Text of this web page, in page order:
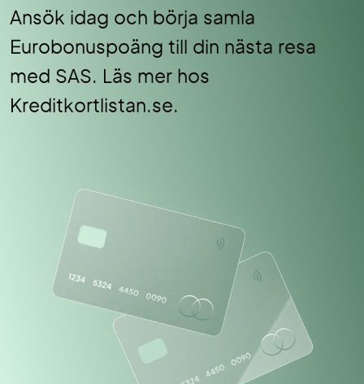
Ansök idag och börja samla
Eurobonuspoäng till din nästa resa
med SAS. Läs mer hos
Kreditkortlistan.se.